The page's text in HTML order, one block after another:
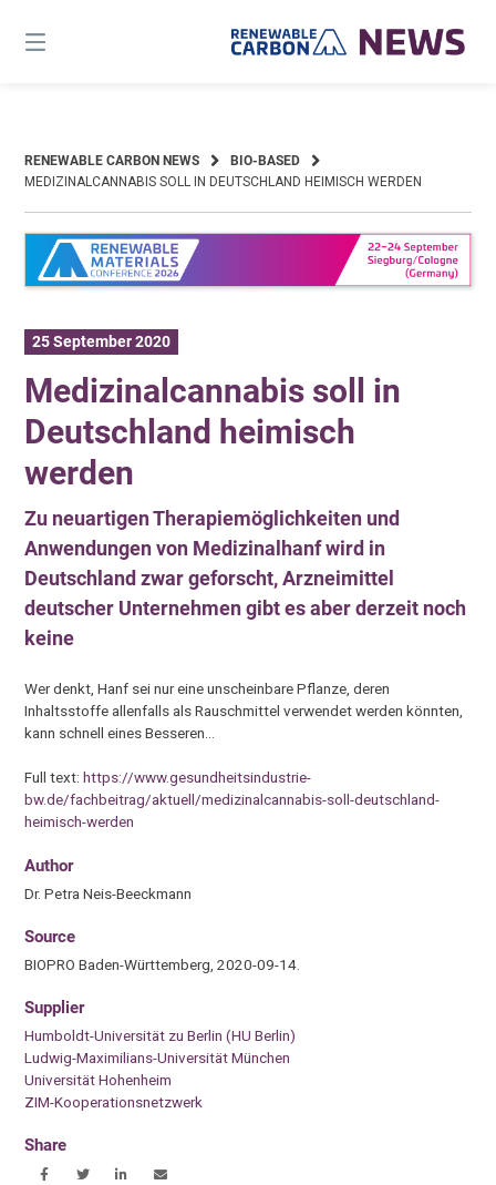
content
RENEWABLE CARBON NEWS
BIO-BASED
MEDIZINALCANNABIS SOLL IN DEUTSCHLAND HEIMISCH WERDEN
25 September 2020
Medizinalcannabis soll in
Deutschland heimisch
werden
Zu neuartigen Therapiemöglichkeiten und
Anwendungen von Medizinalhanf wird in
Deutschland zwar geforscht, Arzneimittel
deutscher Unternehmen gibt es aber derzeit noch
keine
Wer denkt, Hanf sei nur eine unscheinbare Pflanze, deren
Inhaltsstoffe allenfalls als Rauschmittel verwendet werden könnten,
kann schnell eines Besseren…
Full text:https://www.gesundheitsindustrie-
bw.de/fachbeitrag/aktuell/medizinalcannabis-soll-deutschland-
heimisch-werden
Author
Dr. Petra Neis-Beeckmann
Source
BIOPRO Baden-Württemberg, 2020-09-14.
Supplier
Humboldt-Universität zu Berlin (HU Berlin)
Ludwig-Maximilians-Universität München
Universität Hohenheim
ZIM-Kooperationsnetzwerk
Share